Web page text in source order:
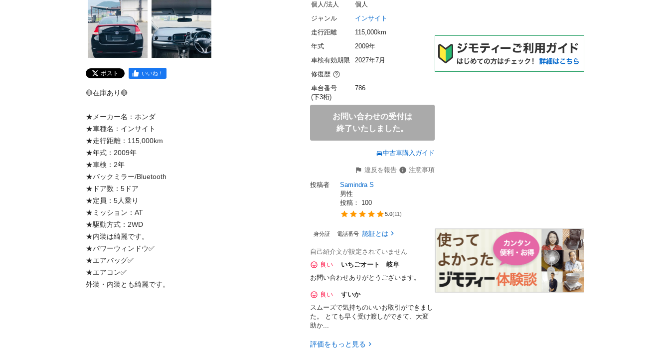
ポスト いいね！
🔴在庫あり🔴
★メーカー名：ホンダ
★車種名：インサイト
★走行距離：115,000km
★年式：2009年
★車検：2年
★バックミラー/Bluetooth
★ドア数：5ドア
★定員：5人乗り
★ミッション：AT
★駆動方式：2WD
★内装は綺麗です。
★パワーウィンドウ✅
★エアバッグ✅
★エアコン✅
外装・内装とも綺麗です。
個人/法人
個人
ジャンル
インサイト
走行距離
115,000km
年式
2009年
車検有効期限
2027年7月
修復歴
車台番号
(下3桁)
786
お問い合わせの受付は
終了いたしました。
中古車購入ガイド
違反を報告
注意事項
投稿者
Samindra S
男性
投稿： 100
5.0(11)
身分証 電話番号 認証とは
自己紹介文が設定されていません
良い
いちごオート 岐阜
お問い合わせありがとうございます。
良い
すいか
スムーズで気持ちのいいお取引ができまし
た。 とても早く受け渡しができて、大変
助か...
評価をもっと見る